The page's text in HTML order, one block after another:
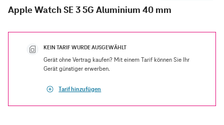
Apple Watch SE 3 5G Aluminium 40 mm
KEIN TARIF WURDE AUSGEWÄHLT
Gerät ohne Vertrag kaufen? Mit einem Tarif können Sie Ihr
Gerät günstiger erwerben.
Tarif hinzufügen